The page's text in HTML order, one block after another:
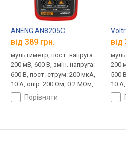
ANENG AN8205C
від 389 грн.
мультиметр, пост. напруга:
200 мВ, 600 В, змін. напруга:
600 В, пост. струм: 200 мкА,
10 А, опір: 200 Ом, 0.2 МОм,
перевірка транзистора
порівняти
від
200
500
10